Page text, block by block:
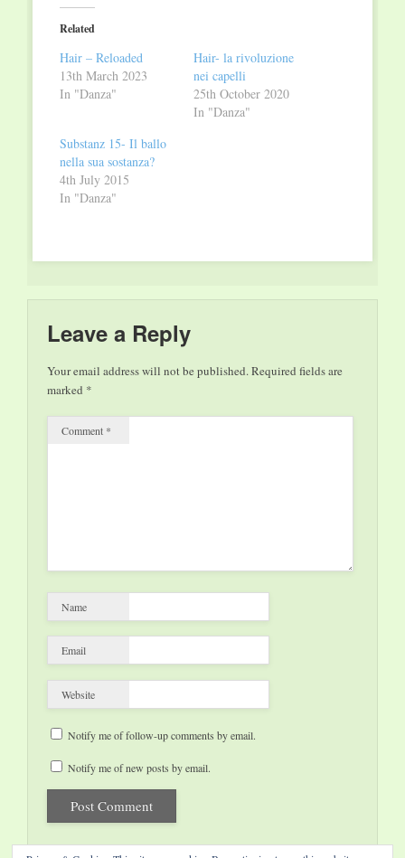
(Opens
in
new
Related
Hair – Reloaded
13th March 2023
In "Danza"
Hair- la rivoluzione
nei capelli
25th October 2020
In "Danza"
Substanz 15- Il ballo
nella sua sostanza?
4th July 2015
In "Danza"
Leave a Reply
Your email address will not be published.Required fields are
marked *
Comment *
Name
Email
Website
Notify me of follow-up comments by email.
Notify me of new posts by email.